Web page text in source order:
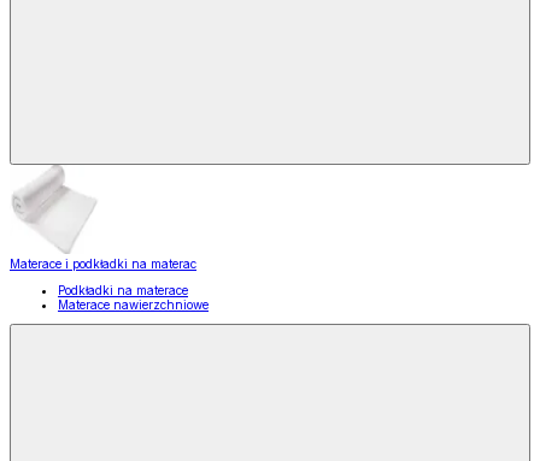
Materace i podkładki na materac
Podkładki na materace
Materace nawierzchniowe